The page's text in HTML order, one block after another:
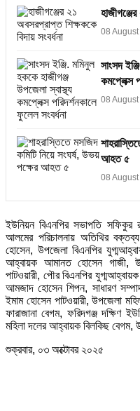
08
সাংসদ
কমপ্লেক্স
08
আহত ৫
08
ইউনিয়ন বিএনপির সভাপতি সফিকুর
আলমের পরিচালনায় অতিথির
হোসেন, উপজেলা বিএনপির
আহ্বায়ক আমানত হোসেন গাজী,
পাটওয়ারী, পৌর বিএনপির
আমজাদ হোসেন শিপন, সাধারণ
ইমাম হোসেন পাটওয়ারী, উপজেলা
ফারাজানা বেগম, ফরিদগঞ্জ দক্ষিণ
মহিলা দলের আহ্বায়ক বিলকিছ
শুক্রবার, ০৩ অক্টোবর ২০২৫